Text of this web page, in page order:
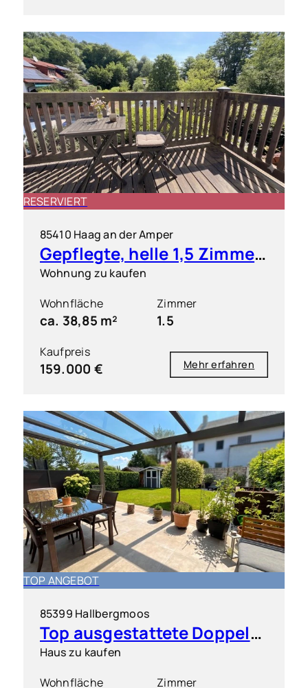
RESERVIERT
85410 Haag an der Amper
Gepflegte, helle 1,5 Zimmer-Wohnung mit S/O-Balkon
Wohnung zu kaufen
Wohnfläche
ca. 38,85 m²
Zimmer
1.5
Kaufpreis
159.000 € Mehr erfahren
TOP ANGEBOT
85399 Hallbergmoos
Top ausgestattete Doppelhaushälfte in sehr guter Lage
Haus zu kaufen
Wohnfläche
Zimmer